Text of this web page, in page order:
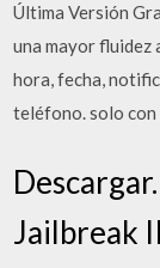
Última Versión
una mayor fluidez
hora, fecha,
teléfono. solo
Jailbreak